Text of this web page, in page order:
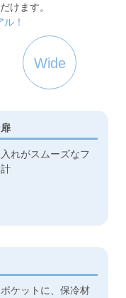
けます。
！
Wide
れがスムーズなフ
ケットに、保冷材